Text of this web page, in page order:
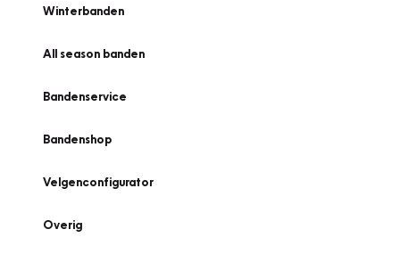
Winterbanden
All season banden
Bandenservice
Bandenshop
Velgenconfigurator
Overig